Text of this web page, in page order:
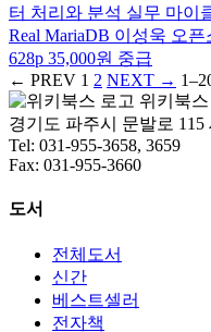
터 처리와 분석 실무 마이
Real MariaDB 이성욱 오픈
628p 35,000원 중급
← PREV 1 2 NEXT →
위키북스
경기도 파주시 문발로
Tel: 031-955-3658, 3659
Fax: 031-955-3660
도서
전체도서
신간
베스트셀러
전자책